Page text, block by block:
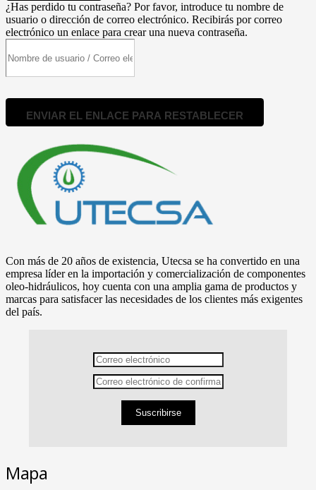
¿Has perdido tu contraseña? Por favor, introduce tu nombre de
usuario o dirección de correo electrónico. Recibirás por correo
electrónico un enlace para crear una nueva contraseña.
ENVIAR EL ENLACE PARA RESTABLECER
Con más de 20 años de existencia, Utecsa se ha convertido en una
empresa líder en la importación y comercialización de componentes
oleo-hidráulicos, hoy cuenta con una amplia gama de productos y
marcas para satisfacer las necesidades de los clientes más exigentes
del país.
Suscribirse
Mapa